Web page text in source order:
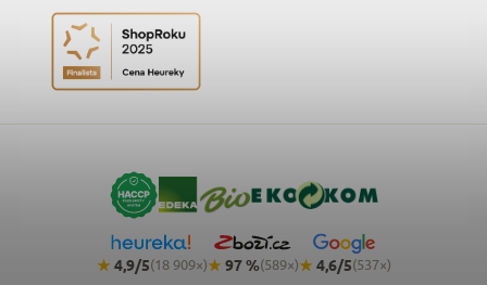
★4,9/5(18 909×)★97 %(589×)★4,6/5(537×)